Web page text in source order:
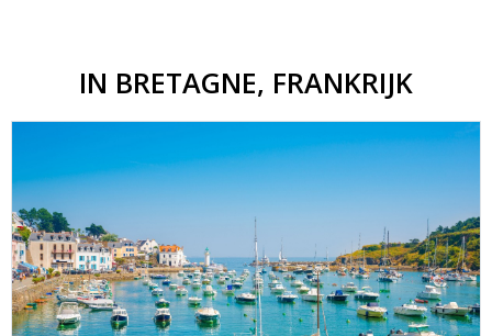
IN BRETAGNE, FRANKRIJK